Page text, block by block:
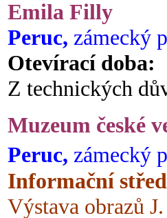
Emila Filly
Peruc, zámecký
Otevírací doba:
Z technických
Muzeum české
Peruc, zámecký
Informační
Výstava obrazů